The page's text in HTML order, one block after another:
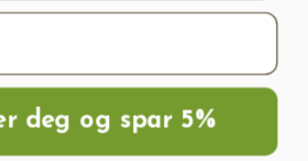
deg og spar 5%